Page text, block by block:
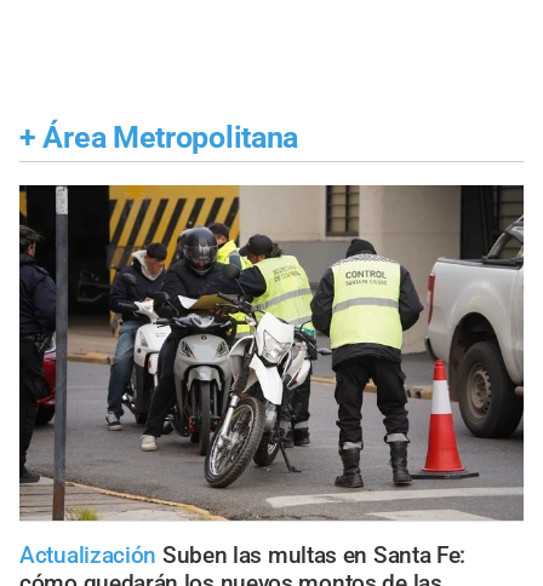
+ Área Metropolitana
Actualización Suben las multas en Santa Fe: